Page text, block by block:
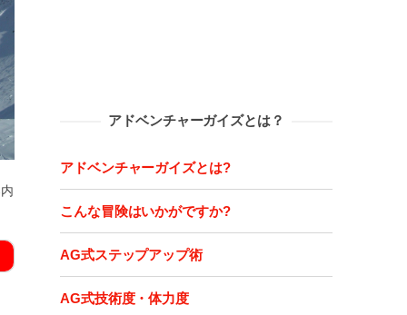
アドベンチャーガイズとは？
アドベンチャーガイズとは?
こんな冒険はいかがですか?
AG式ステップアップ術
AG式技術度・体力度